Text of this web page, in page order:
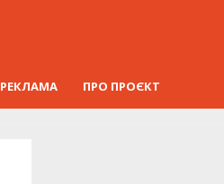
РЕКЛАМА ПРО ПРОЄКТ